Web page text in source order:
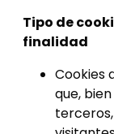
Tipo de
finalidad
Cookies
que,